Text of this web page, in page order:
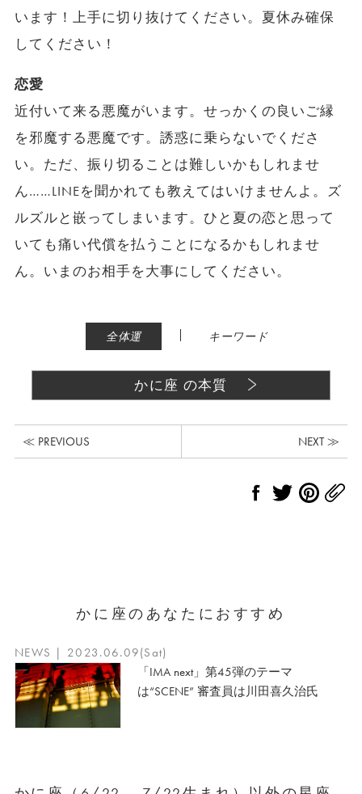
います！上手に切り抜けてください。夏休み確保
してください！
恋愛
近付いて来る悪魔がいます。せっかくの良いご縁
を邪魔する悪魔です。誘惑に乗らないでくださ
い。ただ、振り切ることは難しいかもしれませ
ん……LINEを聞かれても教えてはいけませんよ。ズ
ルズルと嵌ってしまいます。ひと夏の恋と思って
いても痛い代償を払うことになるかもしれませ
ん。いまのお相手を大事にしてください。
全体運 | キーワード
かに座 の本質
≪ PREVIOUS NEXT ≫
かに座のあなたにおすすめ
NEWS | 2023.06.09(Sat)
「IMA next」第45弾のテーマ
は“SCENE” 審査員は川田喜久治氏